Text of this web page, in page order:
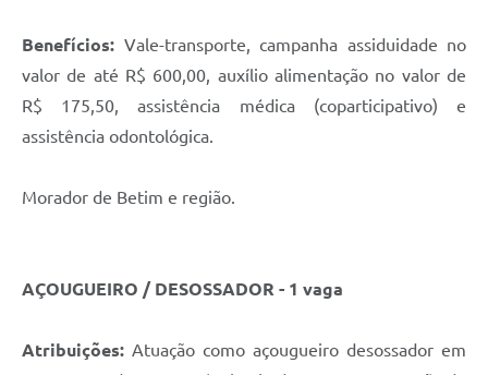
Benefícios: Vale-transporte, campanha assiduidade no
valor de até R$ 600,00, auxílio alimentação no valor de
R$ 175,50, assistência médica (coparticipativo) e
assistência odontológica.
Morador de Betim e região.
AÇOUGUEIRO / DESOSSADOR - 1 vaga
Atribuições: Atuação como açougueiro desossador em